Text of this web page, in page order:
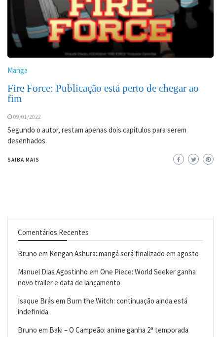
Manga
Fire Force: Publicação está perto de chegar ao
fim
09/01/2022
Segundo o autor, restam apenas dois capítulos para serem
desenhados.
SAIBA MAIS
Comentários Recentes
Bruno em Kengan Ashura: mangá será finalizado em agosto
Manuel Dias Agostinho em One Piece: World Seeker ganha
novo trailer e data de lançamento
Isaque Brás em Burn the Witch: continuação ainda está
indefinida
Bruno em Baki – O Campeão: anime ganha 2ª temporada